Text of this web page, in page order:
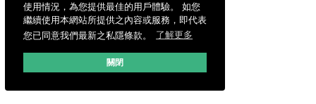
使用情況，為您提供最佳的用戶體驗。 如您
繼續使用本網站所提供之內容或服務，即代表
您已同意我們最新之私隱條款。
了解更多
關閉